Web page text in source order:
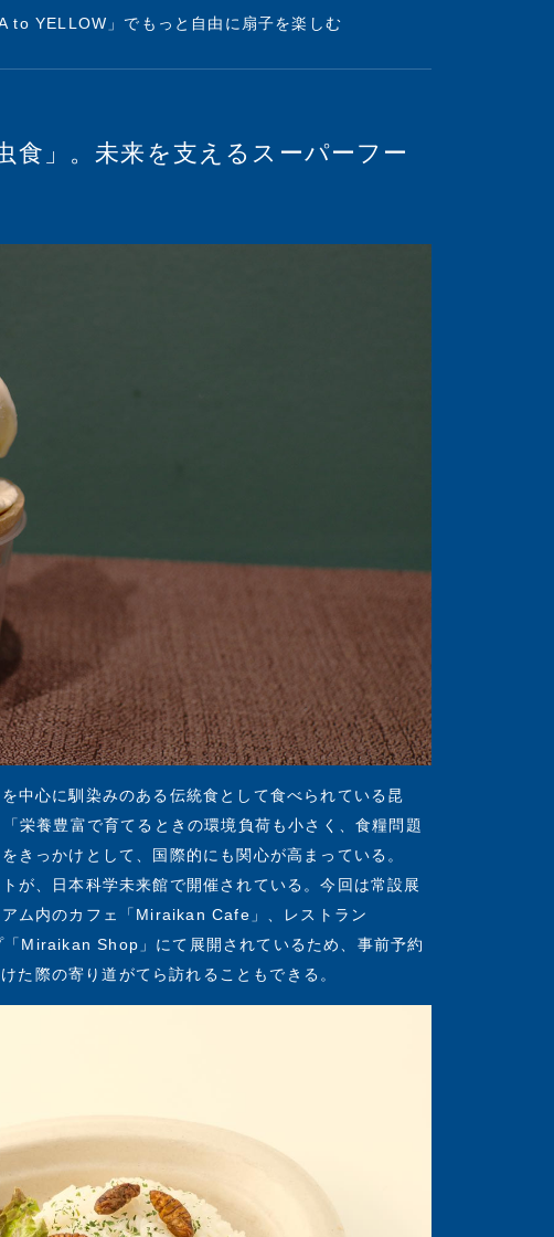
to YELLOW」でもっと自由に扇子を楽しむ
食」。未来を支えるスーパーフー
中心に馴染みのある伝統食として食べられている昆
栄養豊富で育てるときの環境負荷も小さく、食糧問題
きっかけとして、国際的にも関心が高まっている。
が、日本科学未来館で開催されている。今回は常設展
ム内のカフェ「Miraikan Cafe」、レストラン
Miraikan Shop」にて展開されているため、事前予約
た際の寄り道がてら訪れることもできる。